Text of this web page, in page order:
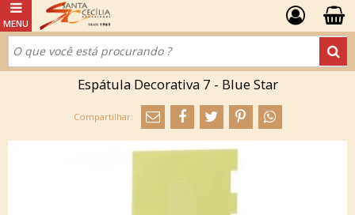
Espátula Decorativa 7 - Blue Star